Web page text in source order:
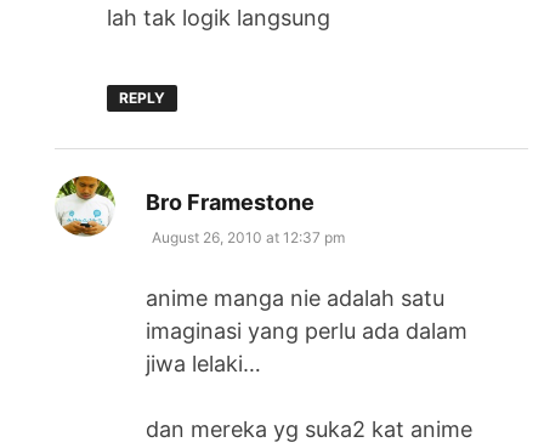
lah tak logik langsung
REPLY
Bro Framestone
August 26, 2010 at 12:37 pm
anime manga nie adalah satu
imaginasi yang perlu ada dalam
jiwa lelaki…
dan mereka yg suka2 kat anime